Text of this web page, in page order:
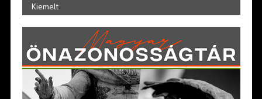
Kiemelt